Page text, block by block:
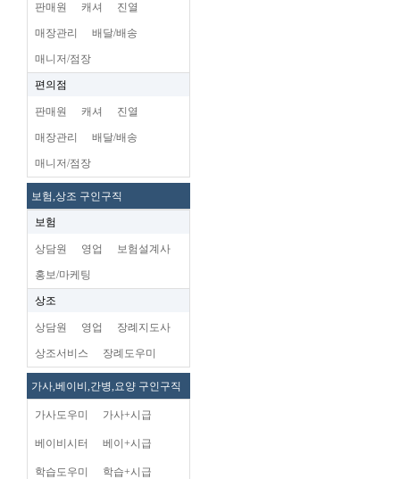
판매원 캐셔 진열
매장관리 배달/배송
매니저/점장
편의점
판매원 캐셔 진열
매장관리 배달/배송
매니저/점장
보험,상조 구인구직
보험
상담원 영업 보험설계사
홍보/마케팅
상조
상담원 영업 장례지도사
상조서비스 장례도우미
가사,베이비,간병,요양 구인구직
가사도우미 가사+시급
베이비시터 베이+시급
학습도우미 학습+시급